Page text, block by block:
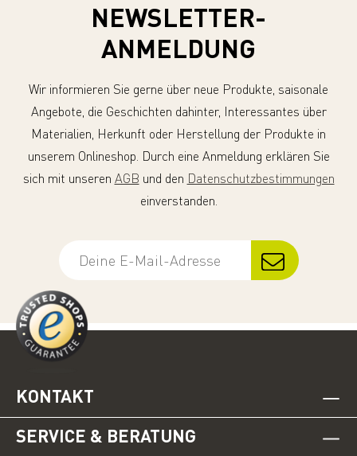
NEWSLETTER-
ANMELDUNG
Wir informieren Sie gerne über neue Produkte, saisonale
Angebote, die Geschichten dahinter, Interessantes über
Materialien, Herkunft oder Herstellung der Produkte in
unserem Onlineshop. Durch eine Anmeldung erklären Sie
sich mit unseren AGB und den Datenschutzbestimmungen
einverstanden.
KONTAKT
SERVICE & BERATUNG